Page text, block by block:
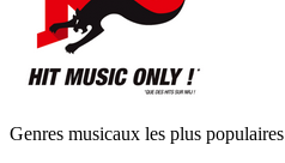
Genres musicaux les plus populaires